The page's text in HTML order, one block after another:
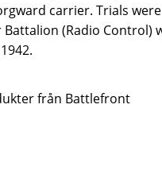
carrier. Trials
Battalion (Radio Control)
från Battlefront